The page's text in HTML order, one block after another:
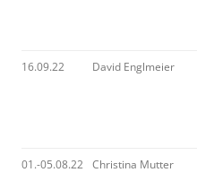
16.09.22 David Englmeier
01.-05.08.22 Christina Mutter